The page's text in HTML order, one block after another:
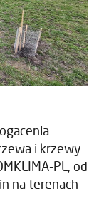
i krzewy
PL, od
na terenach